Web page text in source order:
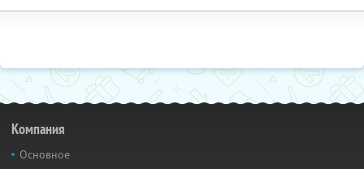
Компания
Основное